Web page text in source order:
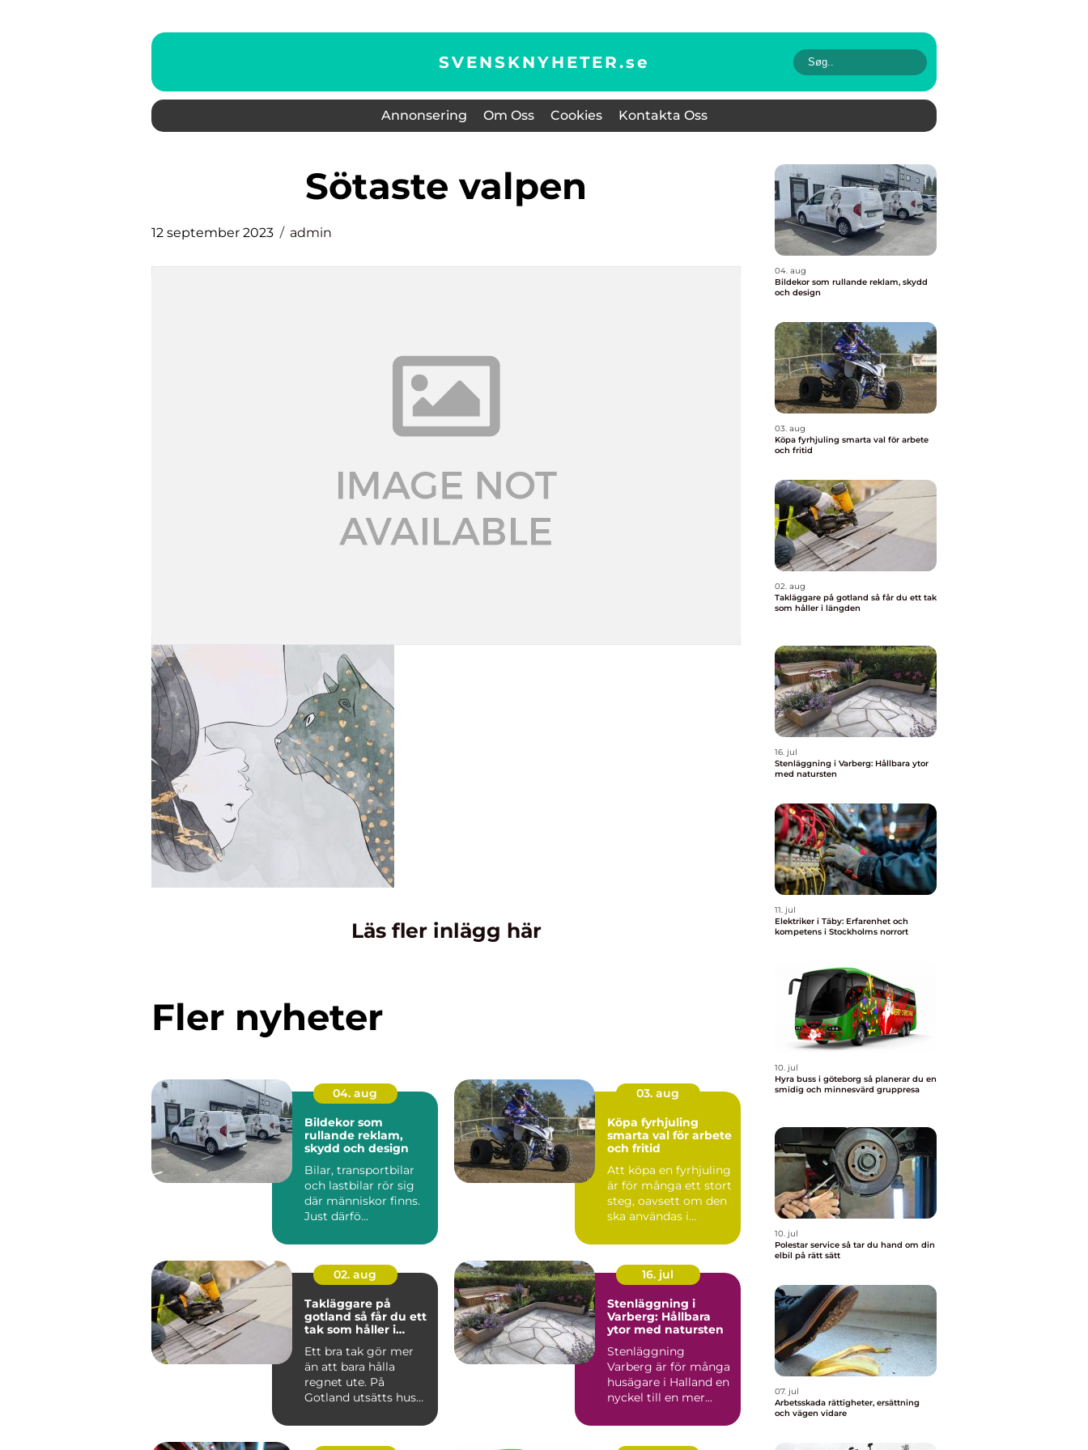
SVENSKNYHETER.se
Annonsering Om Oss Cookies Kontakta Oss
sötaste valpen
12 september 2023 admin
Läs fler inlägg här
Fler nyheter
04. aug
Bildekor som
rullande reklam,
skydd och design
Bilar, transportbilar
och lastbilar rör sig
där människor finns.
Just därfö...
03. aug
Köpa fyrhjuling
smarta val för arbete
och fritid
Att köpa en fyrhjuling
är för många ett stort
steg, oavsett om den
ska användas i
02. aug
Takläggare på
gotland så får du ett
tak som håller i
Ett bra tak gör mer
än att bara hålla
regnet ute. På
Gotland utsätts hus
saltstän...
16. jul
Stenläggning i
Varberg: Hållbara
ytor med natursten
Stenläggning
Varberg är för många
husägare i Halland en
nyckel till en mer...
04. aug
Bildekor som rullande reklam, skydd
och design
03. aug
Köpa fyrhjuling smarta val för arbete
och fritid
02. aug
Takläggare på gotland så får du ett tak
som håller i längden
16. jul
Stenläggning i Varberg: Hållbara ytor
med natursten
11. jul
Elektriker i Täby: Erfarenhet och
kompetens i Stockholms norrort
10. jul
Hyra buss i göteborg så planerar du en
smidig och minnesvärd gruppresa
10. jul
Polestar service så tar du hand om din
elbil på rätt sätt
07. jul
Arbetsskada rättigheter, ersättning
och vägen vidare